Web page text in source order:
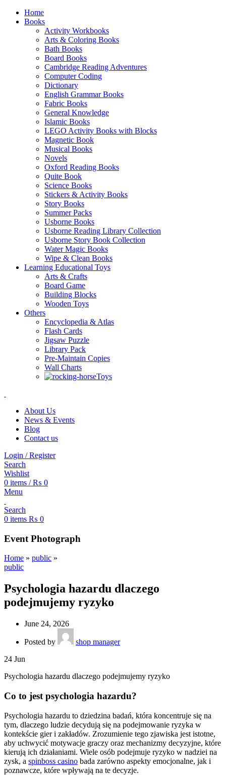
Home
Books
Activity Workbooks
Arts & Coloring Books
Bath Books
Board Books
Cambridge Reading Adventures
Computer Coding
Dictionary
English Grammar Books
Fabric Books
General Knowledge
Islamic Books
LEGO Activity Books with Blocks
Magnetic Book
Musical Books
Novels
Oxford Reading Books
Quite Book
Science Books
Stickers & Activity Books
Story Books
Summer Packs
Usborne Books
Usborne Reading Library Collection
Usborne Story Book Collection
Water Magic Books
Wipe & Clean Books
Learning Educational Toys
Arts & Crafts
Board Game
Building Blocks
Wooden Toys
Others
Encyclopedia & Atlas
Flash Cards
Jigsaw Puzzle
Library Pack
Pre-Maintain Copies
Wall Charts
Toys
About Us
News & Events
Blog
Contact us
Login / Register
Search
Wishlist
0 items / ₨ 0
Menu
Search
0 items ₨ 0
Event Photograph
Home » public »
public
Psychologia hazardu dlaczego
podejmujemy ryzyko
June 24, 2026
Posted by
shop manager
24 Jun
Psychologia hazardu dlaczego podejmujemy ryzyko
Co to jest psychologia hazardu?
Psychologia hazardu to dziedzina badań, która koncentruje się na
tym, dlaczego ludzie decydują się na podejmowanie ryzyka w
kontekście gier i zakładów. Zrozumienie tego zjawiska jest istotne,
aby uchwycić motywacje graczy oraz mechanizmy decyzyjne, które
kierują ich działaniami. Wiele osób podejmuje ryzyko w nadziei na
zysk, a spinboss casino bada zarówno aspekty emocjonalne, jak i
poznawcze, które wpływają na te decyzje.